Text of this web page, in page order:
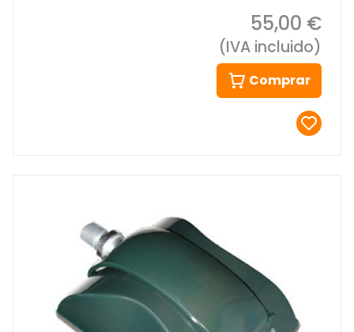
55,00 €
(IVA incluido)
Comprar